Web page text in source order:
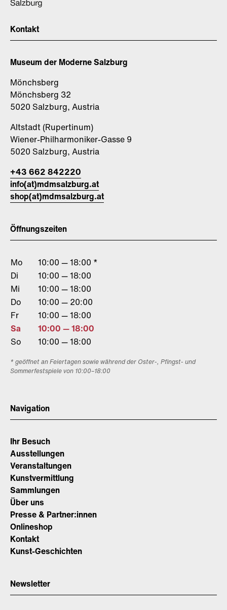
Kontakt
Museum der Moderne Salzburg
Mönchsberg
Mönchsberg 32
5020 Salzburg, Austria
Altstadt (Rupertinum)
Wiener-Philharmoniker-Gasse 9
5020 Salzburg, Austria
+43 662 842220
info(at)mdmsalzburg.at
shop(at)mdmsalzburg.at
Öffnungszeiten
Mo
10:00 — 18:00 *
Di
10:00 — 18:00
Mi
10:00 — 18:00
Do
10:00 — 20:00
Fr
10:00 — 18:00
Sa
10:00 — 18:00
So
10:00 — 18:00
* geöffnet an Feiertagen sowie während der Oster-, Pfingst- und
Sommerfestspiele von 10:00–18:00
Navigation
Ihr Besuch
Ausstellungen
Veranstaltungen
Kunstvermittlung
Sammlungen
Über uns
Presse & Partner:innen
Onlineshop
Kontakt
Kunst-Geschichten
Newsletter